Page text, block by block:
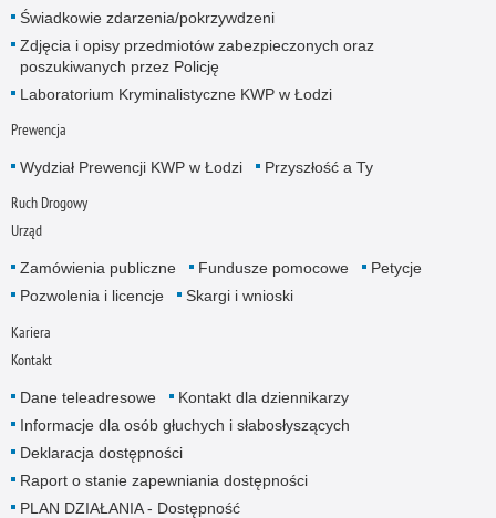
Świadkowie zdarzenia/pokrzywdzeni
Zdjęcia i opisy przedmiotów zabezpieczonych oraz
poszukiwanych przez Policję
Laboratorium Kryminalistyczne KWP w Łodzi
Prewencja
Wydział Prewencji KWP w Łodzi Przyszłość a Ty
Ruch Drogowy
Urząd
Zamówienia publiczne Fundusze pomocowe
Petycje
Pozwolenia i licencje
Skargi i wnioski
Kariera
Kontakt
Dane teleadresowe
Kontakt dla dziennikarzy
Informacje dla osób głuchych i słabosłyszących
Deklaracja dostępności
Raport o stanie zapewniania dostępności
PLAN DZIAŁANIA - Dostępność